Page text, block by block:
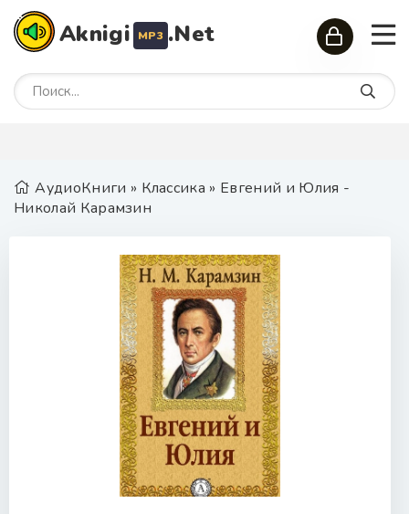
Aknigi MP3 .Net
АудиоКниги » Классика » Евгений и Юлия -
Николай Карамзин